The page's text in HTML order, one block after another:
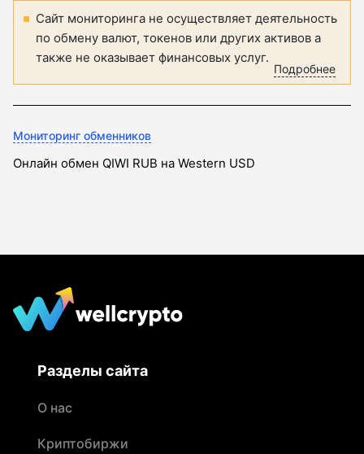
Сайт мониторинга не осуществляет деятельность
по обмену валют, токенов или других активов а
также не оказывает финансовых услуг.
Подробнее
Мониторинг обменников
Онлайн обмен QIWI RUB на Western USD
Разделы сайта
О нас
Криптобиржи